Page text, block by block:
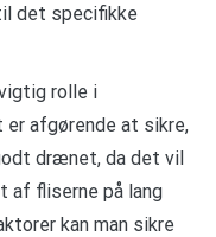
det specifikke
rolle i
er afgørende at sikre,
drænet, da det vil
af fliserne på lang
kan man sikre